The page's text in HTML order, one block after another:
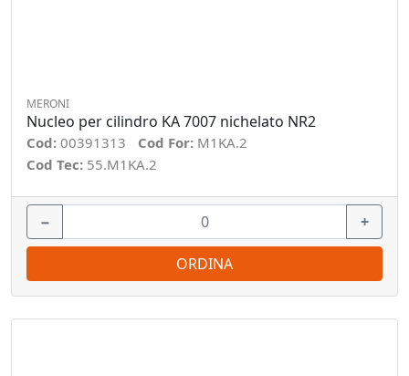
MERONI
Nucleo per cilindro KA 7007 nichelato NR2
Cod: 00391313 Cod For: M1KA.2
Cod Tec: 55.M1KA.2
− +
ORDINA